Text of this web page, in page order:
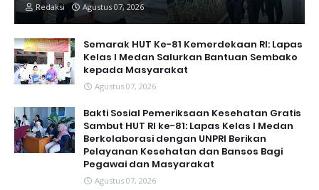
Redaksi Agustus 07, 2026
Semarak HUT Ke-81 Kemerdekaan RI: Lapas
Kelas I Medan Salurkan Bantuan Sembako
kepada Masyarakat
Agustus 07, 2026
Bakti Sosial Pemeriksaan Kesehatan Gratis
Sambut HUT RI ke-81: Lapas Kelas I Medan
Berkolaborasi dengan UNPRI Berikan
Pelayanan Kesehatan dan Bansos Bagi
Pegawai dan Masyarakat
Agustus 07, 2026